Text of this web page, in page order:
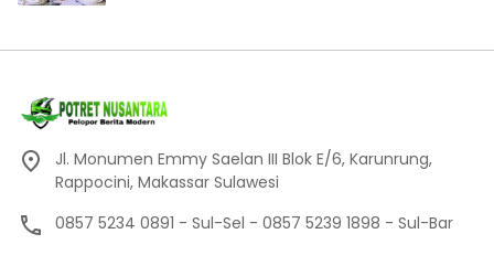
Jl. Monumen Emmy Saelan III Blok E/6, Karunrung,
Rappocini, Makassar Sulawesi
0857 5234 0891 - Sul-Sel - 0857 5239 1898 - Sul-Bar